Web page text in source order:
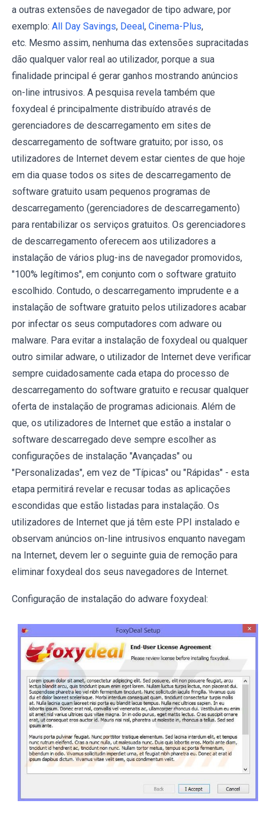
a outras extensões de navegador de tipo adware, por
exemplo: All Day Savings, Deeal , Cinema-Plus,
etc. Mesmo assim, nenhuma das extensões supracitadas
dão qualquer valor real ao utilizador, porque a sua
finalidade principal é gerar ganhos mostrando anúncios
on-line intrusivos. A pesquisa revela também que
foxydeal é principalmente distribuído através de
gerenciadores de descarregamento em sites de
descarregamento de software gratuito; por isso, os
utilizadores de Internet devem estar cientes de que hoje
em dia quase todos os sites de descarregamento de
software gratuito usam pequenos programas de
descarregamento (gerenciadores de descarregamento)
para rentabilizar os serviços gratuitos. Os gerenciadores
de descarregamento oferecem aos utilizadores a
instalação de vários plug-ins de navegador promovidos,
"100% legítimos", em conjunto com o software gratuito
escolhido. Contudo, o descarregamento imprudente e a
instalação de software gratuito pelos utilizadores acabar
por infectar os seus computadores com adware ou
malware. Para evitar a instalação de foxydeal ou qualquer
outro similar adware, o utilizador de Internet deve verificar
sempre cuidadosamente cada etapa do processo de
descarregamento do software gratuito e recusar qualquer
oferta de instalação de programas adicionais. Além de
que, os utilizadores de Internet que estão a instalar o
software descarregado deve sempre escolher as
configurações de instalação "Avançadas" ou
"Personalizadas", em vez de "Típicas" ou "Rápidas" - esta
etapa permitirá revelar e recusar todas as aplicações
escondidas que estão listadas para instalação. Os
utilizadores de Internet que já têm este PPI instalado e
observam anúncios on-line intrusivos enquanto navegam
na Internet, devem ler o seguinte guia de remoção para
eliminar foxydeal dos seus navegadores de Internet.
Configuração de instalação do adware foxydeal: